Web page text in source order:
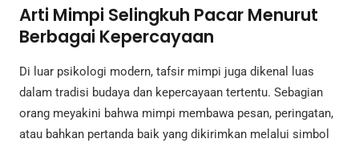
Arti Mimpi Selingkuh Pacar Menurut
Berbagai Kepercayaan
Di luar psikologi modern, tafsir mimpi juga dikenal luas
dalam tradisi budaya dan kepercayaan tertentu. Sebagian
orang meyakini bahwa mimpi membawa pesan, peringatan,
atau bahkan pertanda baik yang dikirimkan melalui simbol